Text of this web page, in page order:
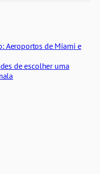
Aeroportos de Miami e
de escolher uma